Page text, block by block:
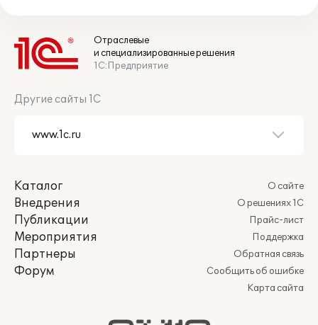
Отраслевые
и специализированные решения
1С:Предприятие
Другие сайты 1С
Каталог
Внедрения
Публикации
Мероприятия
Партнеры
Форум
О сайте
О решениях 1С
Прайс-лист
Поддержка
Обратная связь
Сообщить об ошибке
Карта сайта